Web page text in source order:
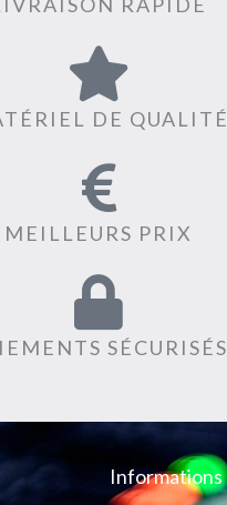
DE QUALITÉ
MEILLEURS PRIX
SÉCURISÉS
Informations